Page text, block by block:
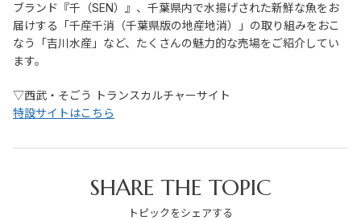
ブランド『千（SEN）』、千葉県内で水揚げされた新鮮な魚をお
届けする「千産千消（千葉県版の地産地消）」の取り組みをおこ
なう「吉川水産」など、たくさんの魅力的な売場をご紹介してい
ます。
▽西武・そごう トランスカルチャーサイト
特設サイトはこちら
SHARE THE TOPIC
トピックをシェアする